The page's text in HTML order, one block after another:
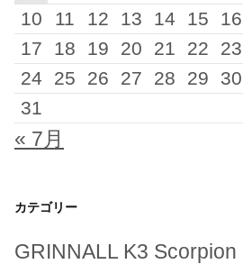
10
11 12 13 14 15
16
17
18 19 20 21 22
23
24
25 26 27 28 29
30
31
« 7月
カテゴリー
GRINNALL K3 Scorpion